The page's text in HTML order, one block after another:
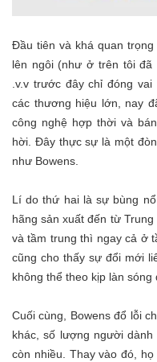
Đầu tiên và khá quan
lên ngôi (như ở trên tôi đã
.v.v trước đây chỉ đóng
các thương hiệu lớn, nay
công nghệ hợp thời và
hời. Đây thực sự là một
như Bowens.
Lí do thứ hai là sự bùng
hãng sản xuất đến từ
và tầm trung thì ngay cả ở
cũng cho thấy sự đổi mới
không thể theo kịp làn sóng
Cuối cùng, Bowens đổ lỗi
khác, số lượng người
còn nhiều. Thay vào đó,